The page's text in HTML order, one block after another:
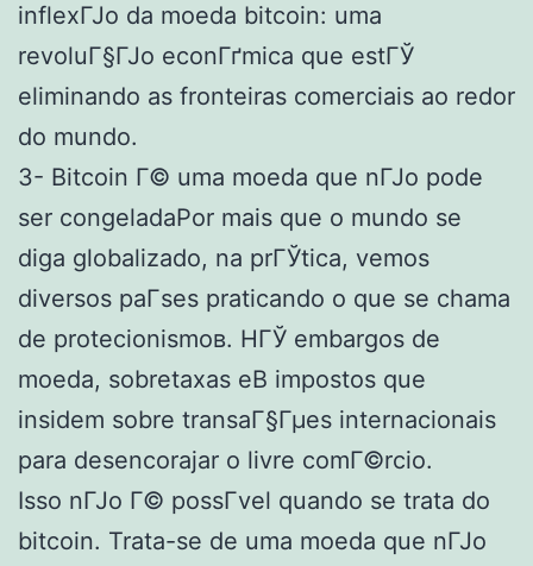
inflexГЈo da moeda bitcoin: uma
revoluГ§ГЈo econГґmica que estГЎ
eliminando as fronteiras comerciais ao redor
do mundo.
3- Bitcoin Г© uma moeda que nГЈo pode
ser congeladaPor mais que o mundo se
diga globalizado, na prГЎtica, vemos
diversos paГ­ses praticando o que se chama
de protecionismoв. HГЎ embargos de
moeda, sobretaxas eВ impostos que
insidem sobre transaГ§Гµes internacionais
para desencorajar o livre comГ©rcio.
Isso nГЈo Г© possГ­vel quando se trata do
bitcoin. Trata-se de uma moeda que nГЈo